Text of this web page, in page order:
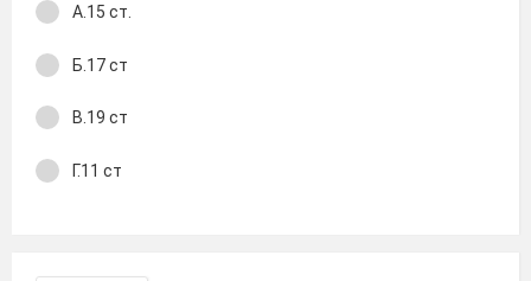
А.15 ст.
Б.17 ст
В.19 ст
Г.11 ст